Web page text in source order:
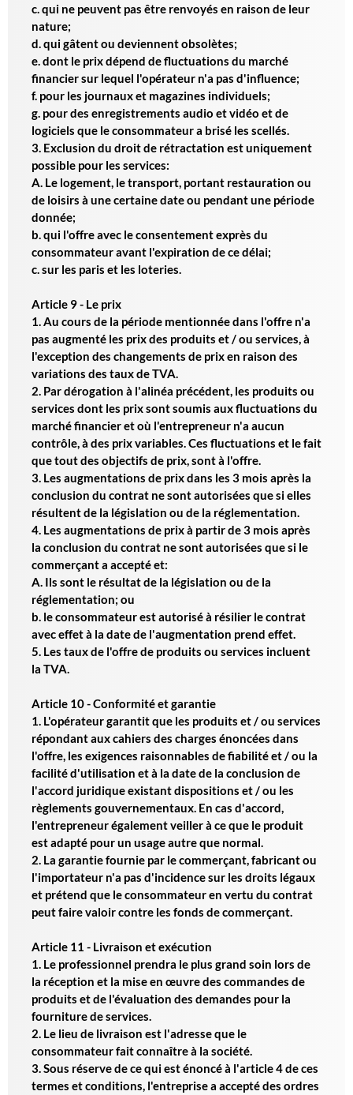
c. qui ne peuvent pas être renvoyés en raison de leur
nature;
d. qui gâtent ou deviennent obsolètes;
e. dont le prix dépend de fluctuations du marché
financier sur lequel l'opérateur n'a pas d'influence;
f. pour les journaux et magazines individuels;
g. pour des enregistrements audio et vidéo et de
logiciels que le consommateur a brisé les scellés.
3. Exclusion du droit de rétractation est uniquement
possible pour les services:
A. Le logement, le transport, portant restauration ou
de loisirs à une certaine date ou pendant une période
donnée;
b. qui l'offre avec le consentement exprès du
consommateur avant l'expiration de ce délai;
c. sur les paris et les loteries.
Article 9 - Le prix
1. Au cours de la période mentionnée dans l'offre n'a
pas augmenté les prix des produits et / ou services, à
l'exception des changements de prix en raison des
variations des taux de TVA.
2. Par dérogation à l'alinéa précédent, les produits ou
services dont les prix sont soumis aux fluctuations du
marché financier et où l'entrepreneur n'a aucun
contrôle, à des prix variables. Ces fluctuations et le fait
que tout des objectifs de prix, sont à l'offre.
3. Les augmentations de prix dans les 3 mois après la
conclusion du contrat ne sont autorisées que si elles
résultent de la législation ou de la réglementation.
4. Les augmentations de prix à partir de 3 mois après
la conclusion du contrat ne sont autorisées que si le
commerçant a accepté et:
A. Ils sont le résultat de la législation ou de la
réglementation; ou
b. le consommateur est autorisé à résilier le contrat
avec effet à la date de l'augmentation prend effet.
5. Les taux de l'offre de produits ou services incluent
la TVA.
Article 10 - Conformité et garantie
1. L'opérateur garantit que les produits et / ou services
répondant aux cahiers des charges énoncées dans
l'offre, les exigences raisonnables de fiabilité et / ou la
facilité d'utilisation et à la date de la conclusion de
l'accord juridique existant dispositions et / ou les
règlements gouvernementaux. En cas d'accord,
l'entrepreneur également veiller à ce que le produit
est adapté pour un usage autre que normal.
2. La garantie fournie par le commerçant, fabricant ou
l'importateur n'a pas d'incidence sur les droits légaux
et prétend que le consommateur en vertu du contrat
peut faire valoir contre les fonds de commerçant.
Article 11 - Livraison et exécution
1. Le professionnel prendra le plus grand soin lors de
la réception et la mise en œuvre des commandes de
produits et de l'évaluation des demandes pour la
fourniture de services.
2. Le lieu de livraison est l'adresse que le
consommateur fait connaître à la société.
3. Sous réserve de ce qui est énoncé à l'article 4 de ces
termes et conditions, l'entreprise a accepté des ordres